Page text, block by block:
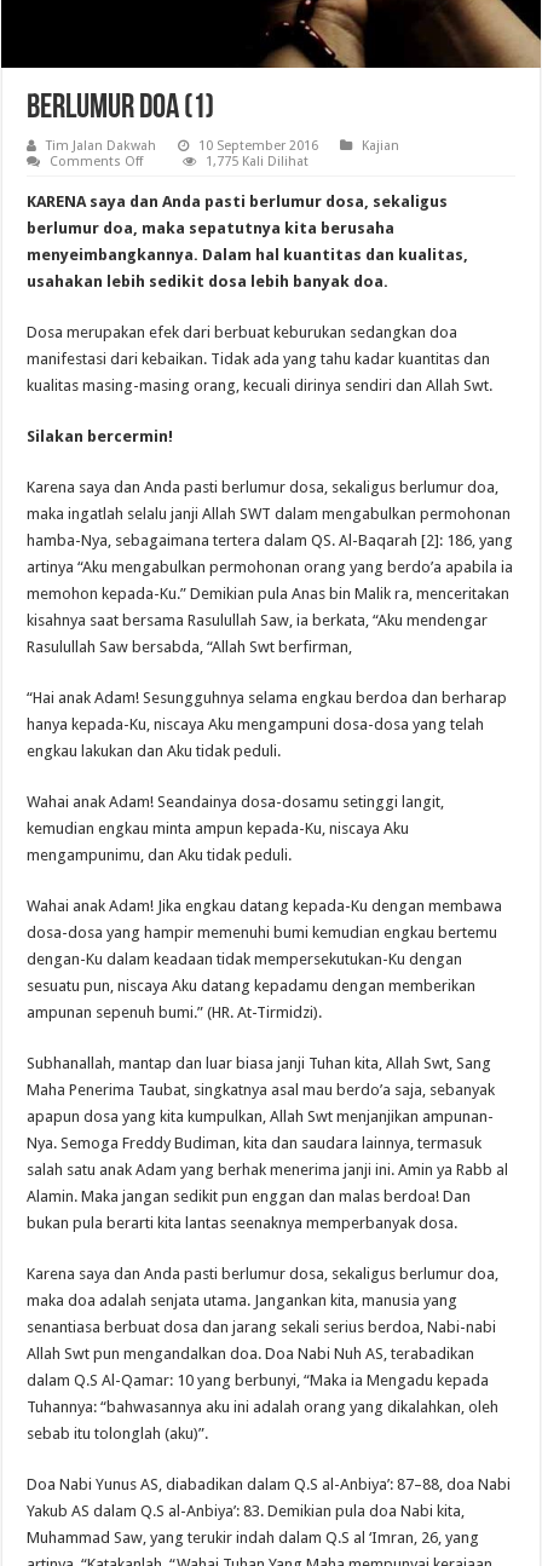
Berlumur Doa (1)
Tim Jalan Dakwah 10 September 2016
Kajian
Comments Offon
(1)
1,775 Kali Dilihat
KARENA saya dan Anda pasti berlumur dosa, sekaligus
berlumur doa, maka sepatutnya kita berusaha
menyeimbangkannya. Dalam hal kuantitas dan kualitas,
usahakan lebih sedikit dosa lebih banyak doa.
Dosa merupakan efek dari berbuat keburukan sedangkan doa
manifestasi dari kebaikan. Tidak ada yang tahu kadar kuantitas dan
kualitas masing-masing orang, kecuali dirinya sendiri dan Allah Swt.
Silakan bercermin!
Karena saya dan Anda pasti berlumur dosa, sekaligus berlumur doa,
maka ingatlah selalu janji Allah SWT dalam mengabulkan permohonan
hamba-Nya, sebagaimana tertera dalam QS. Al-Baqarah [2]: 186, yang
artinya “Aku mengabulkan permohonan orang yang berdo’a apabila ia
memohon kepada-Ku.” Demikian pula Anas bin Malik ra, menceritakan
kisahnya saat bersama Rasulullah Saw, ia berkata, “Aku mendengar
Rasulullah Saw bersabda, “Allah Swt berfirman,
“Hai anak Adam! Sesungguhnya selama engkau berdoa dan berharap
hanya kepada-Ku, niscaya Aku mengampuni dosa-dosa yang telah
engkau lakukan dan Aku tidak peduli.
Wahai anak Adam! Seandainya dosa-dosamu setinggi langit,
kemudian engkau minta ampun kepada-Ku, niscaya Aku
mengampunimu, dan Aku tidak peduli.
Wahai anak Adam! Jika engkau datang kepada-Ku dengan membawa
dosa-dosa yang hampir memenuhi bumi kemudian engkau bertemu
dengan-Ku dalam keadaan tidak mempersekutukan-Ku dengan
sesuatu pun, niscaya Aku datang kepadamu dengan memberikan
ampunan sepenuh bumi.” (HR. At-Tirmidzi).
Subhanallah, mantap dan luar biasa janji Tuhan kita, Allah Swt, Sang
Maha Penerima Taubat, singkatnya asal mau berdo’a saja, sebanyak
apapun dosa yang kita kumpulkan, Allah Swt menjanjikan ampunan-
Nya. Semoga Freddy Budiman, kita dan saudara lainnya, termasuk
salah satu anak Adam yang berhak menerima janji ini. Amin ya Rabb al
Alamin. Maka jangan sedikit pun enggan dan malas berdoa! Dan
bukan pula berarti kita lantas seenaknya memperbanyak dosa.
Karena saya dan Anda pasti berlumur dosa, sekaligus berlumur doa,
maka doa adalah senjata utama. Jangankan kita, manusia yang
senantiasa berbuat dosa dan jarang sekali serius berdoa, Nabi-nabi
Allah Swt pun mengandalkan doa. Doa Nabi Nuh AS, terabadikan
dalam Q.S Al-Qamar: 10 yang berbunyi, “Maka ia Mengadu kepada
Tuhannya: “bahwasannya aku ini adalah orang yang dikalahkan, oleh
sebab itu tolonglah (aku)”.
Doa Nabi Yunus AS, diabadikan dalam Q.S al-Anbiya’: 87–88, doa Nabi
Yakub AS dalam Q.S al-Anbiya’: 83. Demikian pula doa Nabi kita,
Muhammad Saw, yang terukir indah dalam Q.S al ‘Imran, 26, yang